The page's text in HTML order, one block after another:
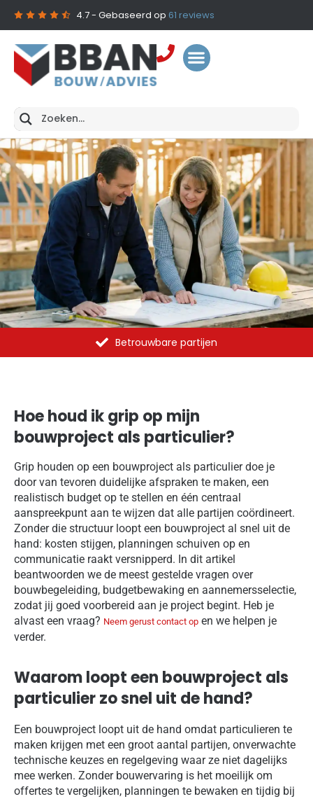
4.7- Gebaseerd op 61 reviews
Al meer dan 1375 opdrachten uitgevoerd
Hoe houd ik grip op mijn
bouwproject als particulier?
Grip houden op een bouwproject als particulier doe je
door van tevoren duidelijke afspraken te maken, een
realistisch budget op te stellen en één centraal
aanspreekpunt aan te wijzen dat alle partijen coördineert.
Zonder die structuur loopt een bouwproject al snel uit de
hand: kosten stijgen, planningen schuiven op en
communicatie raakt versnipperd. In dit artikel
beantwoorden we de meest gestelde vragen over
bouwbegeleiding, budgetbewaking en aannemersselectie,
zodat jij goed voorbereid aan je project begint. Heb je
alvast een vraag? Neem gerust contact op en we helpen je
verder.
Waarom loopt een bouwproject als
particulier zo snel uit de hand?
Een bouwproject loopt uit de hand omdat particulieren te
maken krijgen met een groot aantal partijen, onverwachte
technische keuzes en regelgeving waar ze niet dagelijks
mee werken. Zonder bouwervaring is het moeilijk om
offertes te vergelijken, planningen te bewaken en tijdig bij